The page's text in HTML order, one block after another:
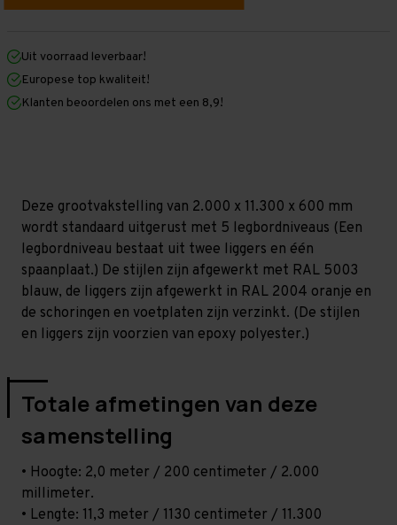
mm
mm
x
600
mm
mm)
mm
mm
600
mm
mm)
Uit voorraad leverbaar!
Europese top kwaliteit!
Klanten beoordelen ons met een 8,9!
Deze grootvakstelling van 2.000 x 11.300 x 600 mm
wordt standaard uitgerust met 5 legbordniveaus (Een
legbordniveau bestaat uit twee liggers en één
spaanplaat.) De stijlen zijn afgewerkt met RAL 5003
blauw, de liggers zijn afgewerkt in RAL 2004 oranje en
de schoringen en voetplaten zijn verzinkt. (De stijlen
en liggers zijn voorzien van epoxy polyester.)
Totale afmetingen van deze
samenstelling
• Hoogte: 2,0 meter / 200 centimeter / 2.000
millimeter.
• Lengte: 11,3 meter / 1130 centimeter / 11.300